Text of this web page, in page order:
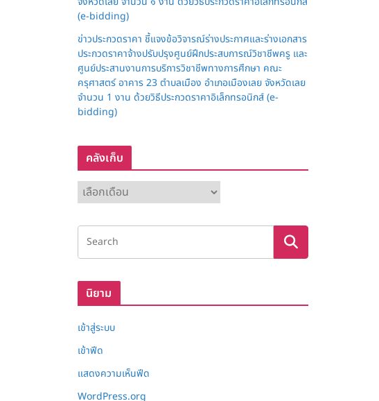
(e-bidding)
ข่าวประกวดราคา ชี้แจงข้อวิจารณ์ร่างประกาศและร่างเอกสาร
ประกวดราคาจ้างปรับปรุงศูนย์ฝึกประสบการณ์วิชาชีพครู และ
ศูนย์ประสานงานการบริการวิชาชีพทางการศึกษา คณะ
ครุศาสตร์ อาคาร 23 ตำบลเมือง อำเภอเมืองเลย จังหวัดเลย
จำนวน 1 งาน ด้วยวิธีประกวดราคาอิเล็กทรอนิกส์ (e-
bidding)
คลังเก็บ
ลั
ง
ก็
นิยาม
เข้าสู่ระบบ
เข้าฟีด
แสดงความเห็นฟีด
WordPress.org